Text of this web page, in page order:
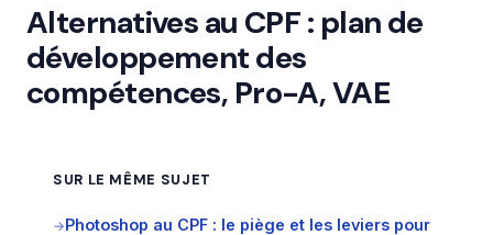
Alternatives au CPF : plan de
développement des
compétences, Pro-A, VAE
SUR LE MÊME SUJET
→Photoshop au CPF : le piège et les leviers pour